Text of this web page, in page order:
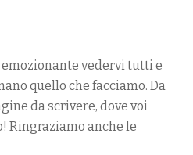
vedervi tutti e
quello che facciamo. Da
da scrivere, dove voi
Ringraziamo anche le